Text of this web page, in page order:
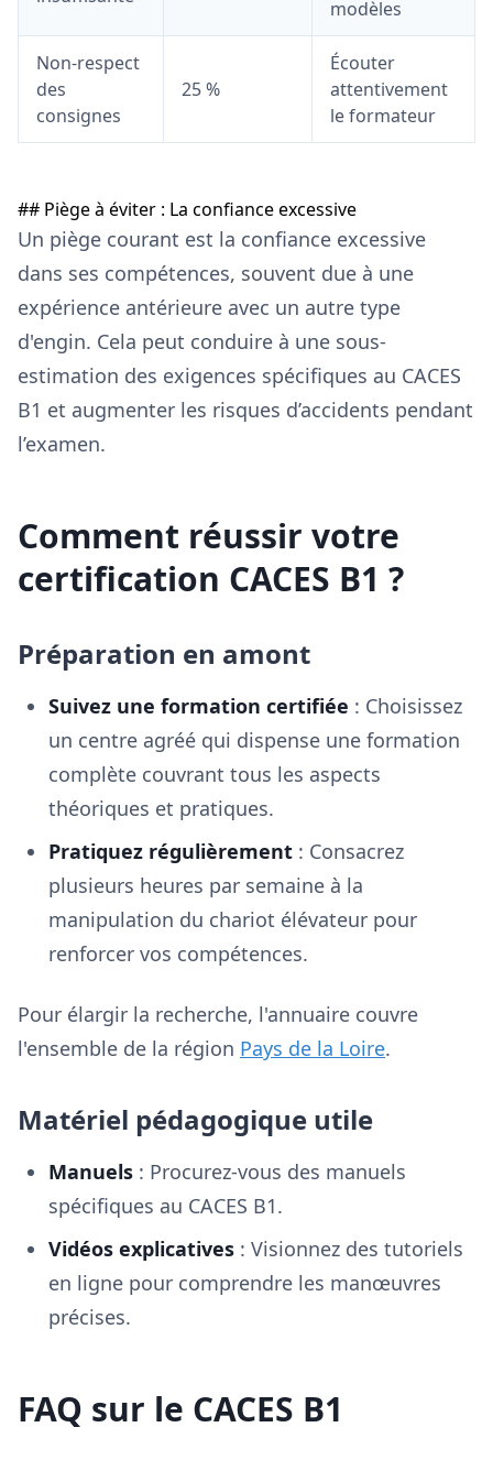
modèles
Non-respect
des
consignes
25 %
Écouter
attentivement
le formateur
## Piège à éviter : La confiance excessive
Un piège courant est la confiance excessive
dans ses compétences, souvent due à une
expérience antérieure avec un autre type
d'engin. Cela peut conduire à une sous-
estimation des exigences spécifiques au CACES
B1 et augmenter les risques d’accidents pendant
l’examen.
Comment réussir votre
certification CACES B1 ?
Préparation en amont
Suivez une formation certifiée : Choisissez
un centre agréé qui dispense une formation
complète couvrant tous les aspects
théoriques et pratiques.
Pratiquez régulièrement : Consacrez
plusieurs heures par semaine à la
manipulation du chariot élévateur pour
renforcer vos compétences.
Pour élargir la recherche, l'annuaire couvre
l'ensemble de la région Pays de la Loire.
Matériel pédagogique utile
Manuels : Procurez-vous des manuels
spécifiques au CACES B1.
Vidéos explicatives : Visionnez des tutoriels
en ligne pour comprendre les manœuvres
précises.
FAQ sur le CACES B1